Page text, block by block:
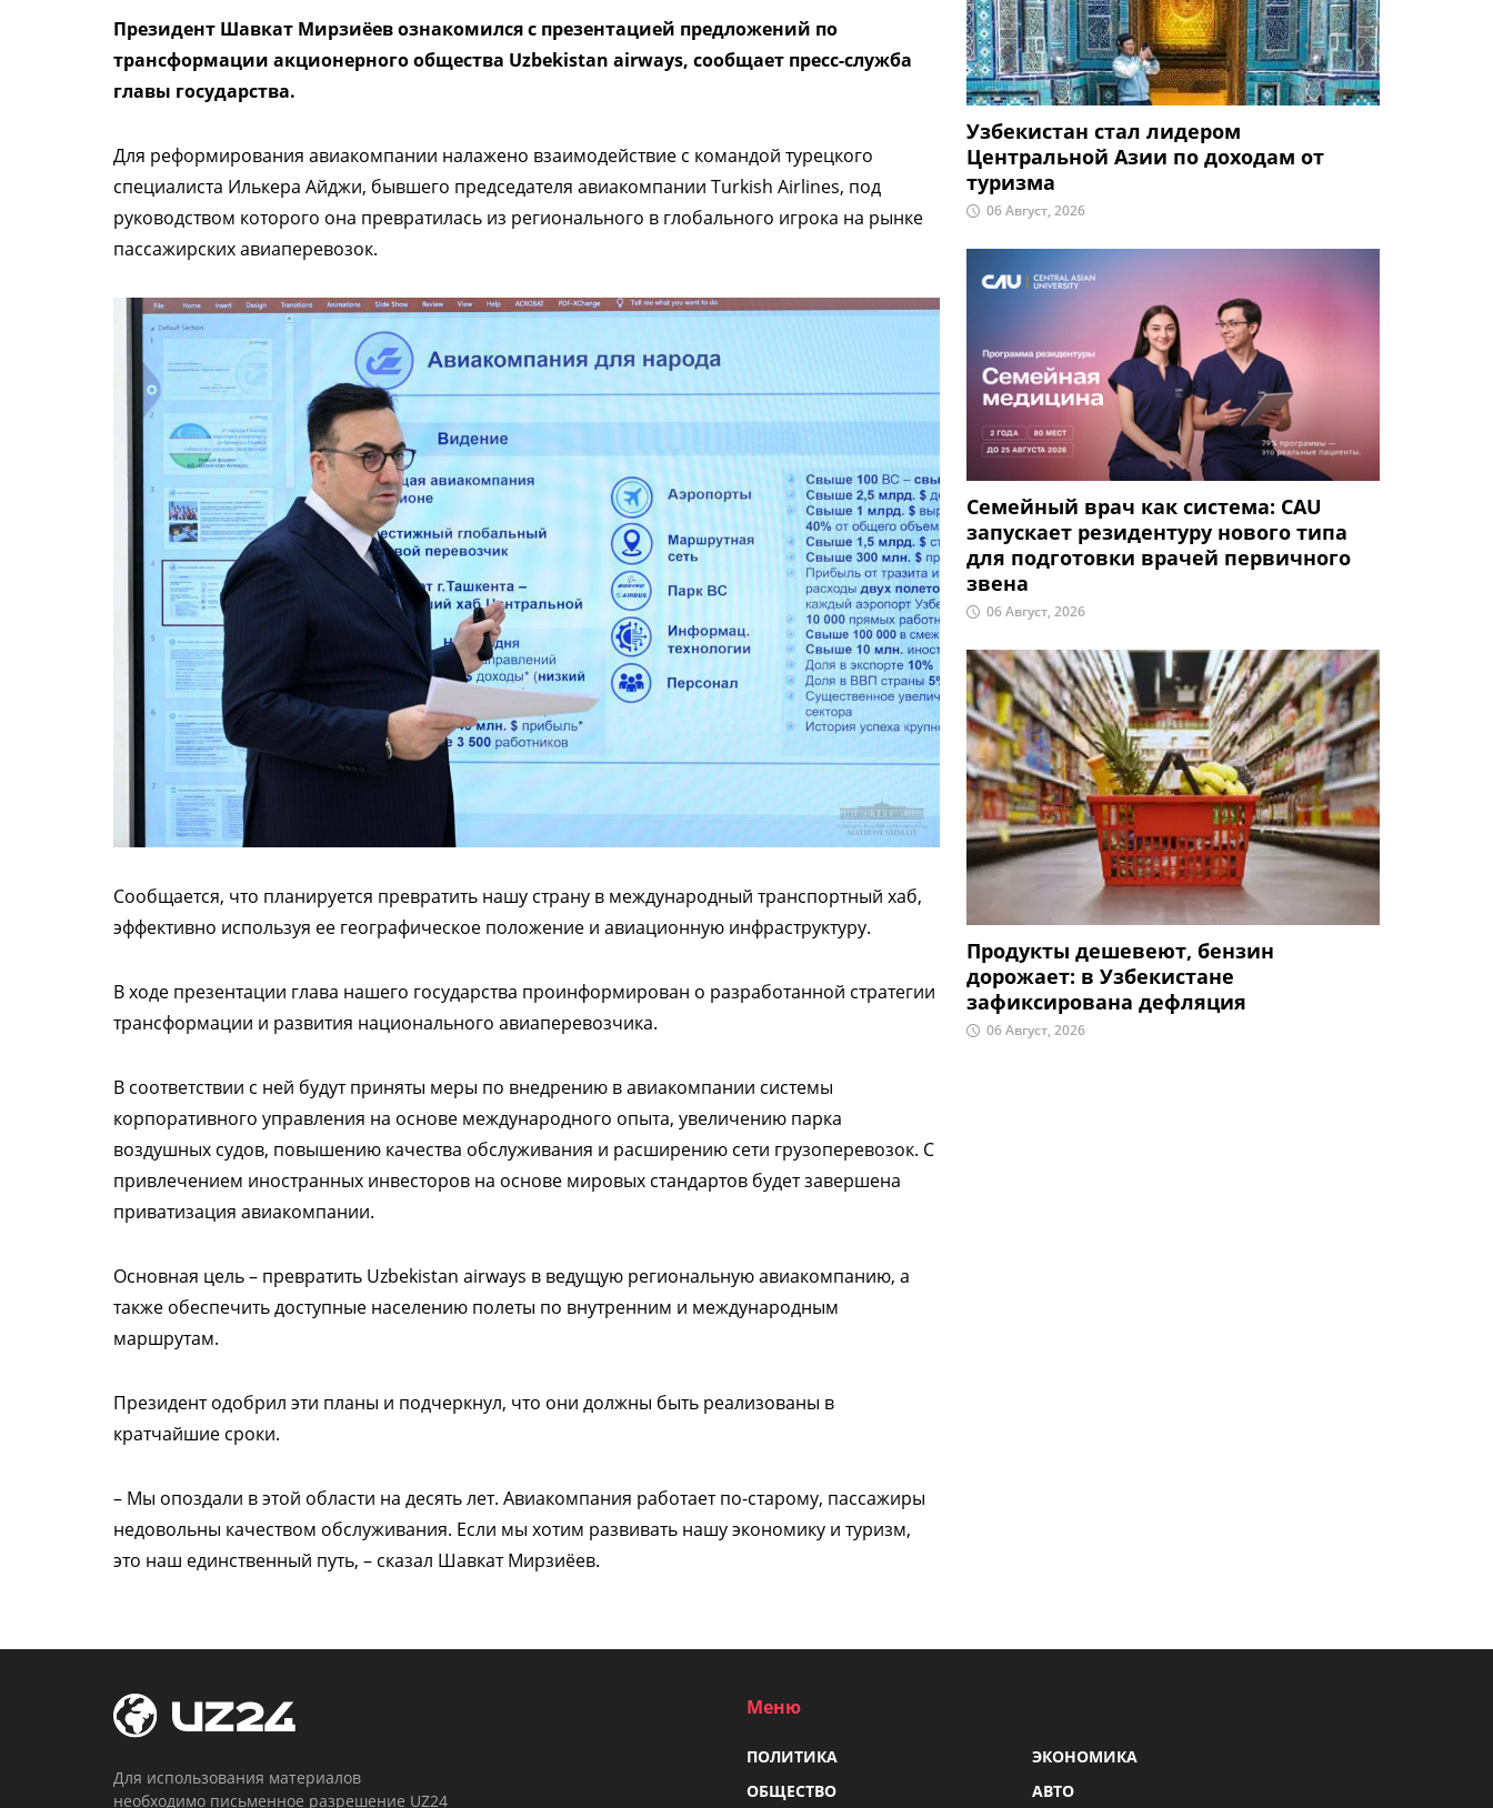
Президент Шавкат Мирзиёев ознакомился с презентацией предложений по
трансформации акционерного общества Uzbekistan airways, сообщает пресс-служба
главы государства.
Для реформирования авиакомпании налажено взаимодействие с командой турецкого
специалиста Илькера Айджи, бывшего председателя авиакомпании Turkish Airlines, под
руководством которого она превратилась из регионального в глобального игрока на рынке
пассажирских авиаперевозок.
Сообщается, что планируется превратить нашу страну в международный транспортный хаб,
эффективно используя ее географическое положение и авиационную инфраструктуру.
В ходе презентации глава нашего государства проинформирован о разработанной стратегии
трансформации и развития национального авиаперевозчика.
В соответствии с ней будут приняты меры по внедрению в авиакомпании системы
корпоративного управления на основе международного опыта, увеличению парка
воздушных судов, повышению качества обслуживания и расширению сети грузоперевозок. С
привлечением иностранных инвесторов на основе мировых стандартов будет завершена
приватизация авиакомпании.
Основная цель – превратить Uzbekistan airways в ведущую региональную авиакомпанию, а
также обеспечить доступные населению полеты по внутренним и международным
маршрутам.
Президент одобрил эти планы и подчеркнул, что они должны быть реализованы в
кратчайшие сроки.
– Мы опоздали в этой области на десять лет. Авиакомпания работает по-старому, пассажиры
недовольны качеством обслуживания. Если мы хотим развивать нашу экономику и туризм,
это наш единственный путь, – сказал Шавкат Мирзиёев.
Узбекистан стал лидером
Центральной Азии по доходам от
туризма
06 Август, 2026
Семейный врач как система: CAU
запускает резидентуру нового типа
для подготовки врачей первичного
звена
06 Август, 2026
Продукты дешевеют, бензин
дорожает: в Узбекистане
зафиксирована дефляция
06 Август, 2026
Для использования материалов
необходимо письменное разрешение UZ24
Меню
ПОЛИТИКА
ЭКОНОМИКА
ОБЩЕСТВО
АВТО